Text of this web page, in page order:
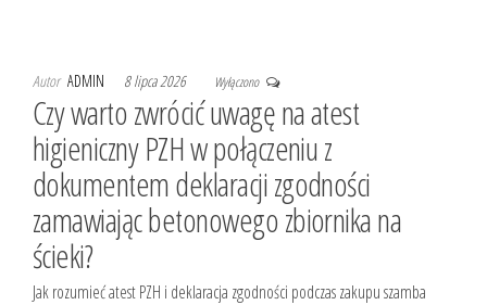
Autor ADMIN 8 lipca 2026 Wyłączono
Czy warto zwrócić uwagę na atest
higieniczny PZH w połączeniu z
dokumentem deklaracji zgodności
zamawiając betonowego zbiornika na
ścieki?
Jak rozumieć atest PZH i deklaracja zgodności podczas zakupu szamba